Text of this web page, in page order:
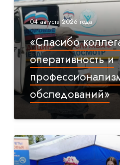
04 августа 2026 года
«Спасибо
оперативность и
обследований»